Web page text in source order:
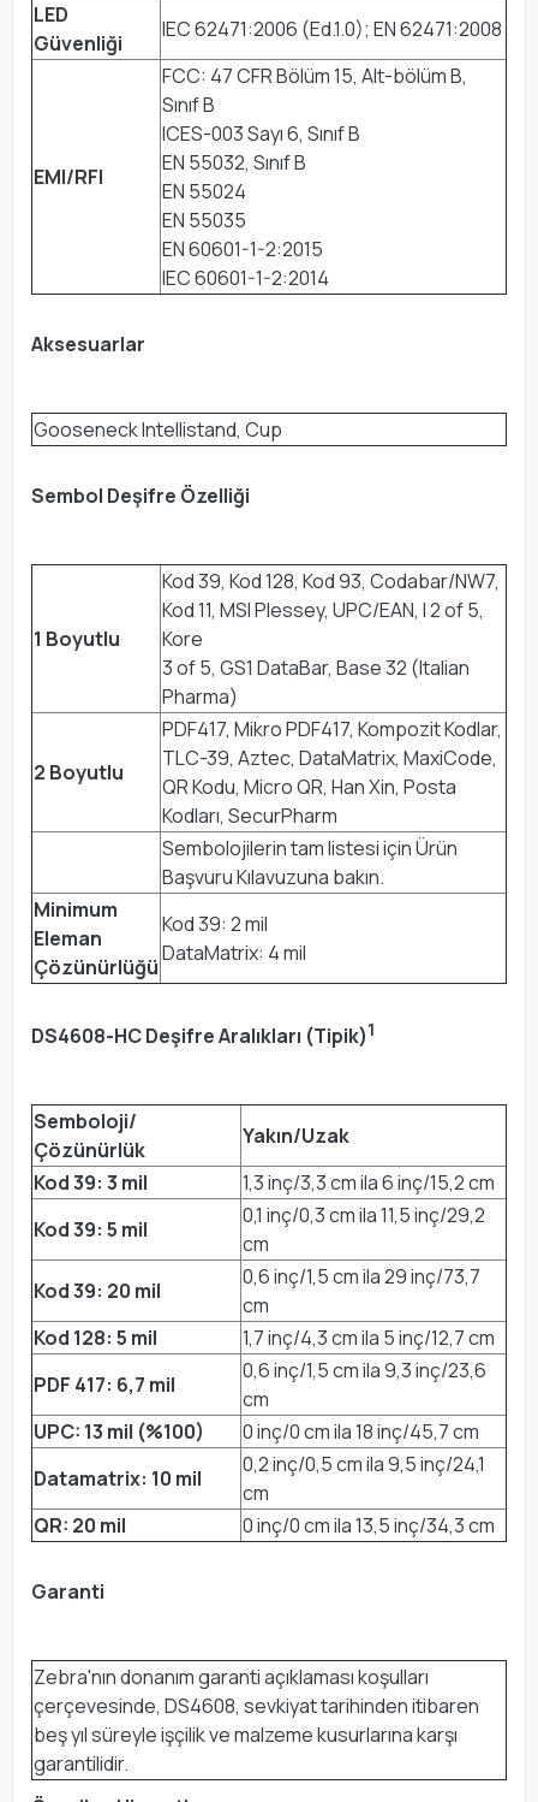
LED
Güvenliği
IEC 62471:2006 (Ed.1.0); EN 62471:2008
EMI/RFI
FCC: 47 CFR Bölüm 15, Alt-bölüm B,
Sınıf B
ICES-003 Sayı 6, Sınıf B
EN 55032, Sınıf B
EN 55024
EN 55035
EN 60601-1-2:2015
IEC 60601-1-2:2014
Aksesuarlar
Gooseneck Intellistand, Cup
Sembol Deşifre Özelliği
1 Boyutlu
Kod 39, Kod 128, Kod 93, Codabar/NW7,
Kod 11, MSI Plessey, UPC/EAN, I 2 of 5,
Kore
3 of 5, GS1 DataBar, Base 32 (Italian
Pharma)
2 Boyutlu
PDF417, Mikro PDF417, Kompozit Kodlar,
TLC-39, Aztec, DataMatrix, MaxiCode,
QR Kodu, Micro QR, Han Xin, Posta
Kodları, SecurPharm
Sembolojilerin tam listesi için Ürün
Başvuru Kılavuzuna bakın.
Minimum
Eleman
Çözünürlüğü
Kod 39: 2 mil
DataMatrix: 4 mil
DS4608-HC Deşifre Aralıkları (Tipik)1
Semboloji/
Çözünürlük
Yakın/Uzak
Kod 39: 3 mil
1,3 inç/3,3 cm ila 6 inç/15,2 cm
Kod 39: 5 mil
0,1 inç/0,3 cm ila 11,5 inç/29,2
cm
Kod 39: 20 mil
0,6 inç/1,5 cm ila 29 inç/73,7
cm
Kod 128: 5 mil
1,7 inç/4,3 cm ila 5 inç/12,7 cm
PDF 417: 6,7 mil
0,6 inç/1,5 cm ila 9,3 inç/23,6
cm
UPC: 13 mil (%100)
0 inç/0 cm ila 18 inç/45,7 cm
Datamatrix: 10 mil
0,2 inç/0,5 cm ila 9,5 inç/24,1
cm
QR: 20 mil
0 inç/0 cm ila 13,5 inç/34,3 cm
Garanti
Zebra'nın donanım garanti açıklaması koşulları
çerçevesinde, DS4608, sevkiyat tarihinden itibaren
beş yıl süreyle işçilik ve malzeme kusurlarına karşı
garantilidir.